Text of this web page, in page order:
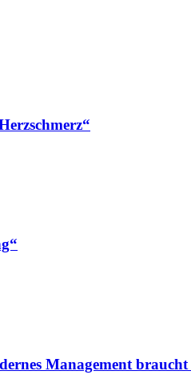
Management